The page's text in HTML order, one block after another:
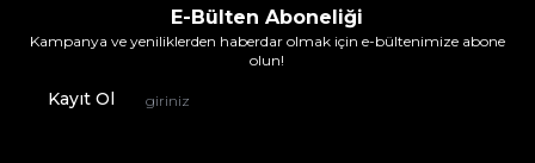
E-Bülten Aboneliği
Kampanya ve yeniliklerden haberdar olmak için e-bültenimize abone
olun!
Kayıt Ol